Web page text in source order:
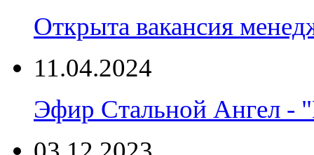
Открыта вакансия
11.04.2024
Эфир Стальной Ангел -